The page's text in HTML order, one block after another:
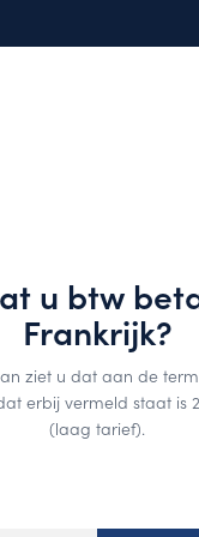
u btw
Frankrijk?
ziet u dat aan de
erbij vermeld staat is
(laag tarief).